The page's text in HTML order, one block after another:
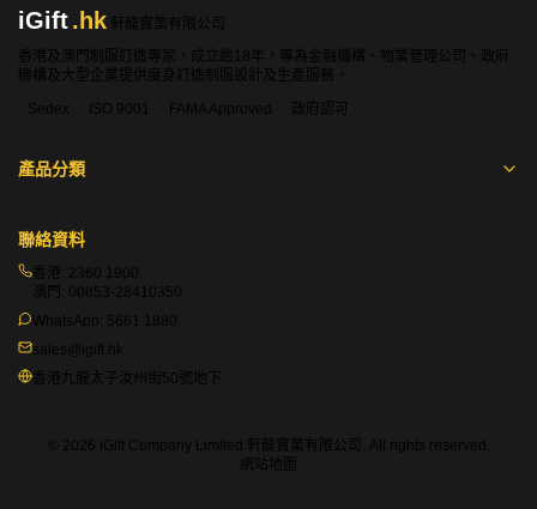
iGift.hk
軒龍實業有限公司
香港及澳門制服訂造專家，成立逾18年，專為金融機構、物業管理公司、政府
機構及大型企業提供度身訂造制服設計及生產服務。
Sedex
ISO 9001 FAMA Approved 政府認可
產品分類
聯絡資料
香港: 2360 1900
澳門: 00853-28410350
WhatsApp: 5661 1880
sales@igift.hk
香港九龍太子汝州街50號地下
© 2026 iGift Company Limited 軒龍實業有限公司. All rights reserved.
網站地圖